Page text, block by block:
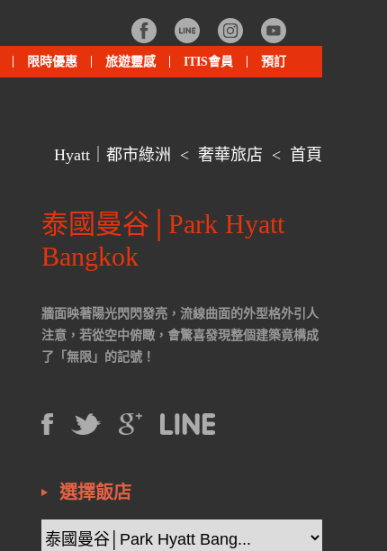
Hyatt｜都市綠洲 < 奢華旅店 < 首頁
泰國曼谷│Park Hyatt
Bangkok
牆面映著陽光閃閃發亮，流線曲面的外型格外引人
注意，若從空中俯瞰，會驚喜發現整個建築竟構成
了「無限」的記號！
選擇飯店
限時優惠 旅遊靈感 ITIS會員 預訂